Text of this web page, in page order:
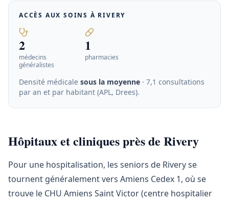
ACCÈS AUX SOINS À RIVERY
2
médecins
généralistes
1
pharmacies
Densité médicale sous la moyenne · 7,1 consultations
par an et par habitant (APL, Drees).
Hôpitaux et cliniques près de Rivery
Pour une hospitalisation, les seniors de Rivery se
tournent généralement vers Amiens Cedex 1, où se
trouve le CHU Amiens Saint Victor (centre hospitalier